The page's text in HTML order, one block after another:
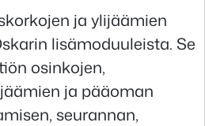
ja ylijäämien
lisämoduuleista. Se
osinkojen,
ja pääoman
seurannan,